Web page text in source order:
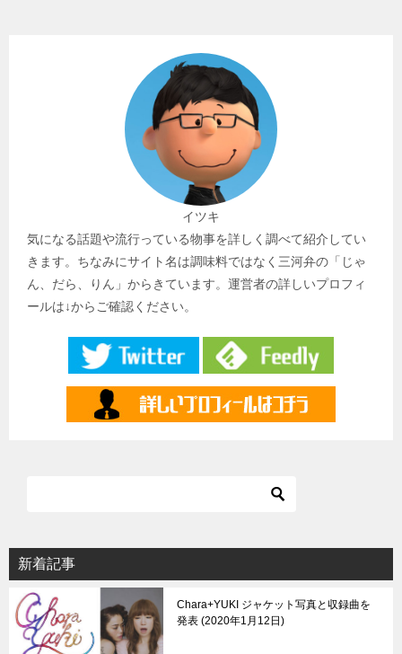
イツキ
気になる話題や流行っている物事を詳しく調べて紹介してい
きます。ちなみにサイト名は調味料ではなく三河弁の「じゃ
ん、だら、りん」からきています。運営者の詳しいプロフィ
ールは↓からご確認ください。
新着記事
Chara+YUKI ジャケット写真と収録曲を
発表 2020年1月12日